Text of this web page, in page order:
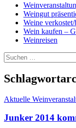
Weingut
Weine
Wein kaufen –
Weinreisen
Suchen
nach:
Aktuelle
Junker 2014